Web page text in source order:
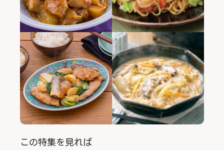
この特集を見れば